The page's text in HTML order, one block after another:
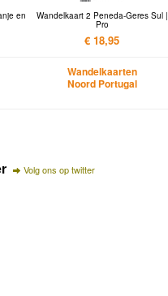
en Wandelkaart 2 Peneda-Geres Sul |
Pro
€ 18,95
Wandelkaarten
Noord Portugal
Volg ons op twitter